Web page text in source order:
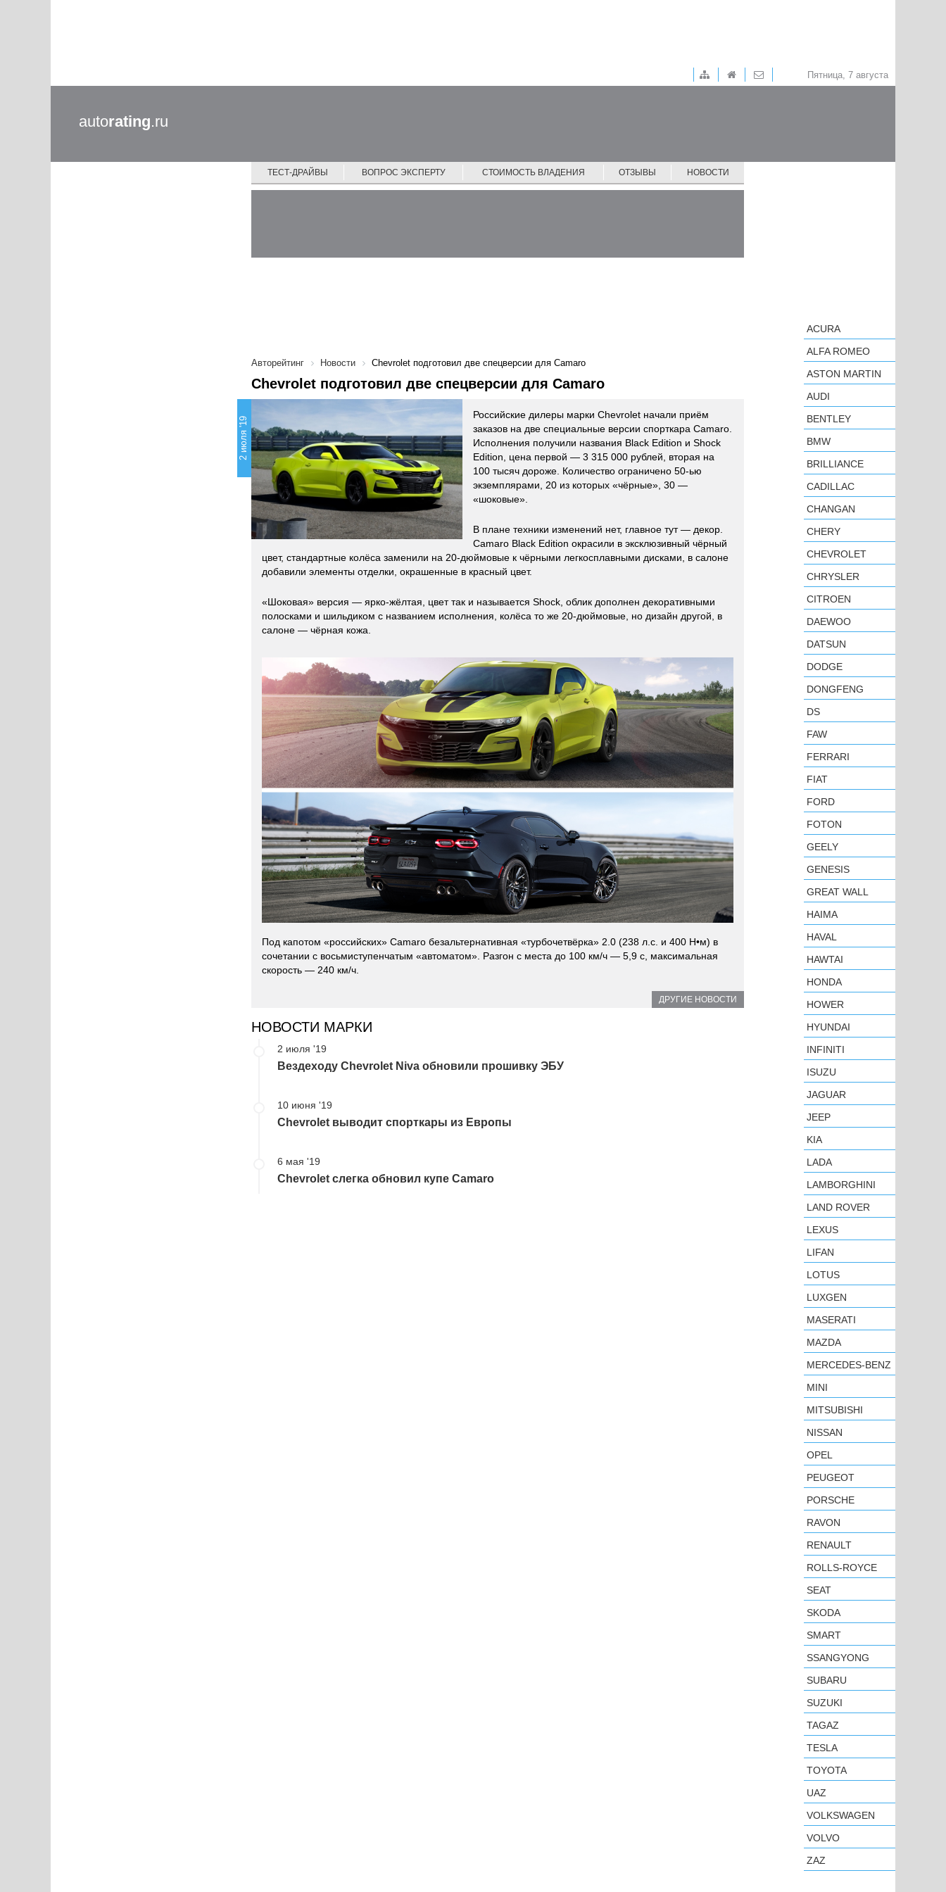
Пятница, 7 августа
autorating.ru
ТЕСТ-ДРАЙВЫ ВОПРОС ЭКСПЕРТУ СТОИМОСТЬ ВЛАДЕНИЯ ОТЗЫВЫ НОВОСТИ
Авторейтинг Новости Chevrolet подготовил две спецверсии для Camarо
Chevrolet подготовил две спецверсии для Camarо
2 июля '19
Российские дилеры марки Chevrolet начали приём
заказов на две специальные версии спорткара Camaro.
Исполнения получили названия Black Edition и Shock
Edition, цена первой — 3 315 000 рублей, вторая на
100 тысяч дороже. Количество ограничено 50-ью
экземплярами, 20 из которых «чёрные», 30 —
«шоковые».
В плане техники изменений нет, главное тут — декор.
Camaro Black Edition окрасили в эксклюзивный чёрный
цвет, стандартные колёса заменили на 20-дюймовые к чёрными легкосплавными дисками, в салоне
добавили элементы отделки, окрашенные в красный цвет.
«Шоковая» версия — ярко-жёлтая, цвет так и называется Shock, облик дополнен декоративными
полосками и шильдиком с названием исполнения, колёса то же 20-дюймовые, но дизайн другой, в
салоне — чёрная кожа.
Под капотом «российских» Camaro безальтернативная «турбочетвёрка» 2.0 (238 л.с. и 400 Н•м) в
сочетании с восьмиступенчатым «автоматом». Разгон с места до 100 км/ч — 5,9 с, максимальная
скорость — 240 км/ч.
ДРУГИЕ НОВОСТИ
НОВОСТИ МАРКИ
2 июля '19
Вездеходу Chevrolet Niva обновили прошивку ЭБУ
10 июня '19
Chevrolet выводит спорткары из Европы
6 мая '19
Chevrolet слегка обновил купе Camaro
ACURA
ALFA ROMEO
ASTON MARTIN
AUDI
BENTLEY
BMW
BRILLIANCE
CADILLAC
CHANGAN
CHERY
CHEVROLET
CHRYSLER
CITROEN
DAEWOO
DATSUN
DODGE
DONGFENG
DS
FAW
FERRARI
FIAT
FORD
FOTON
GEELY
GENESIS
GREAT WALL
HAIMA
HAVAL
HAWTAI
HONDA
HOWER
HYUNDAI
INFINITI
ISUZU
JAGUAR
JEEP
KIA
LADA
LAMBORGHINI
LAND ROVER
LEXUS
LIFAN
LOTUS
LUXGEN
MASERATI
MAZDA
MERCEDES-BENZ
MINI
MITSUBISHI
NISSAN
OPEL
PEUGEOT
PORSCHE
RAVON
RENAULT
ROLLS-ROYCE
SEAT
SKODA
SMART
SSANGYONG
SUBARU
SUZUKI
TAGAZ
TESLA
TOYOTA
UAZ
VOLKSWAGEN
VOLVO
ZAZ